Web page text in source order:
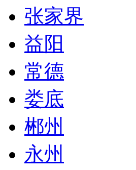
张家界
益阳
常德
娄底
郴州
永州